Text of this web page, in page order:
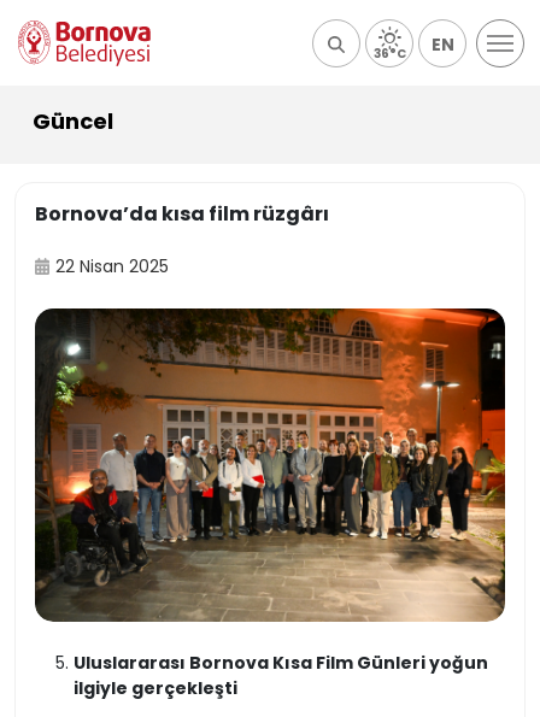
36°C EN
Güncel
Bornova’da kısa film rüzgârı
22 Nisan 2025
Uluslararası Bornova Kısa Film Günleri yoğun
ilgiyle gerçekleşti